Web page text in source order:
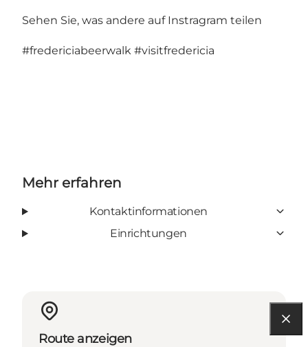
Sehen Sie, was andere auf Instragram teilen
#fredericiabeerwalk #visitfredericia
Mehr erfahren
Kontaktinformationen
Einrichtungen
Route anzeigen